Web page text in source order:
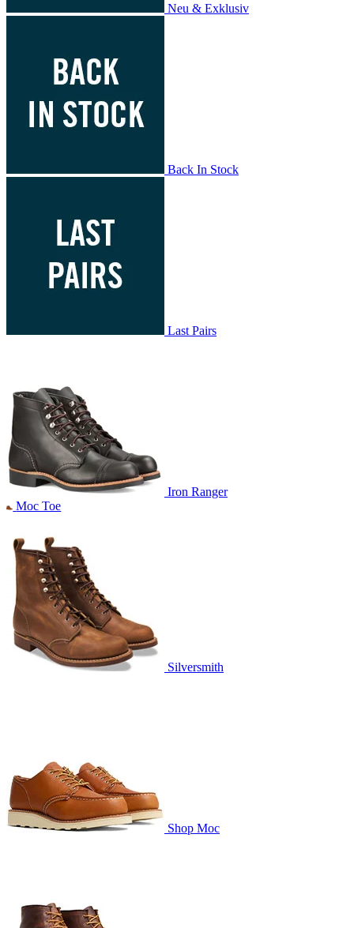
Neu & Exklusiv
Back In Stock
Last Pairs
Iron Ranger
Moc Toe
Silversmith
Shop Moc